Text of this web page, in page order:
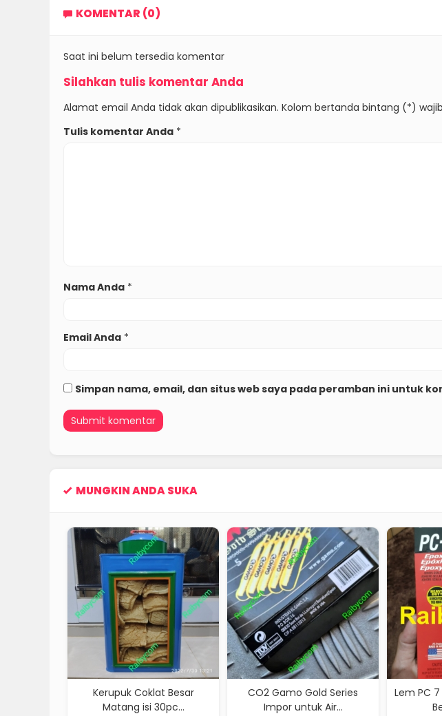
KOMENTAR (0)
Saat ini belum tersedia komentar
Silahkan tulis komentar Anda
Alamat email Anda tidak akan dipublikasikan. Kolom bertanda bintang (*)
Tulis komentar Anda *
Nama Anda *
Email Anda *
Simpan nama, email, dan situs web saya pada peramban ini untuk
MUNGKIN ANDA SUKA
CO2 Gamo Gold Series
Impor untuk Air...
Lem PC 7 Epoxy USA Tambal
Beton Kayu...